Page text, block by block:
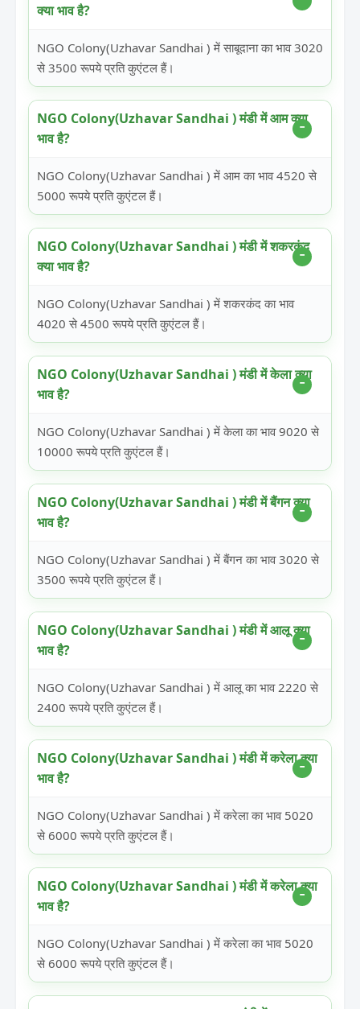
क्या भाव है?
NGO Colony(Uzhavar Sandhai ) में साबूदाना का भाव 3020
से 3500 रूपये प्रति कुएंटल हैं।
NGO Colony(Uzhavar Sandhai ) मंडी में आम क्या
भाव है?
NGO Colony(Uzhavar Sandhai ) में आम का भाव 4520 से
5000 रूपये प्रति कुएंटल हैं।
NGO Colony(Uzhavar Sandhai ) मंडी में शकरकंद
क्या भाव है?
NGO Colony(Uzhavar Sandhai ) में शकरकंद का भाव
4020 से 4500 रूपये प्रति कुएंटल हैं।
NGO Colony(Uzhavar Sandhai ) मंडी में केला क्या
भाव है?
NGO Colony(Uzhavar Sandhai ) में केला का भाव 9020 से
10000 रूपये प्रति कुएंटल हैं।
NGO Colony(Uzhavar Sandhai ) मंडी में बैंगन क्या
भाव है?
NGO Colony(Uzhavar Sandhai ) में बैंगन का भाव 3020 से
3500 रूपये प्रति कुएंटल हैं।
NGO Colony(Uzhavar Sandhai ) मंडी में आलू क्या
भाव है?
NGO Colony(Uzhavar Sandhai ) में आलू का भाव 2220 से
2400 रूपये प्रति कुएंटल हैं।
NGO Colony(Uzhavar Sandhai ) मंडी में करेला क्या
भाव है?
NGO Colony(Uzhavar Sandhai ) में करेला का भाव 5020
से 6000 रूपये प्रति कुएंटल हैं।
NGO Colony(Uzhavar Sandhai ) मंडी में करेला क्या
भाव है?
NGO Colony(Uzhavar Sandhai ) में करेला का भाव 5020
से 6000 रूपये प्रति कुएंटल हैं।